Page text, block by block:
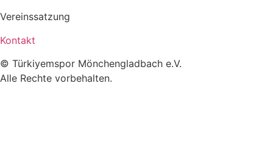
Vereinssatzung
Kontakt
© Türkiyemspor Mönchengladbach e.V.
Alle Rechte vorbehalten.